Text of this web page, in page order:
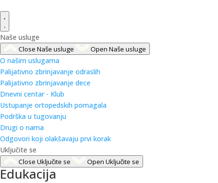
Naše usluge
Close Naše usluge Open Naše usluge
O našim uslugama
Palijativno zbrinjavanje odraslih
Palijativno zbrinjavanje dece
Dnevni centar - Klub
Ustupanje ortopedskih pomagala
Podrška u tugovanju
Drugi o nama
Odgovori koji olakšavaju prvi korak
Uključite se
Close Uključite se Open Uključite se
Edukacija